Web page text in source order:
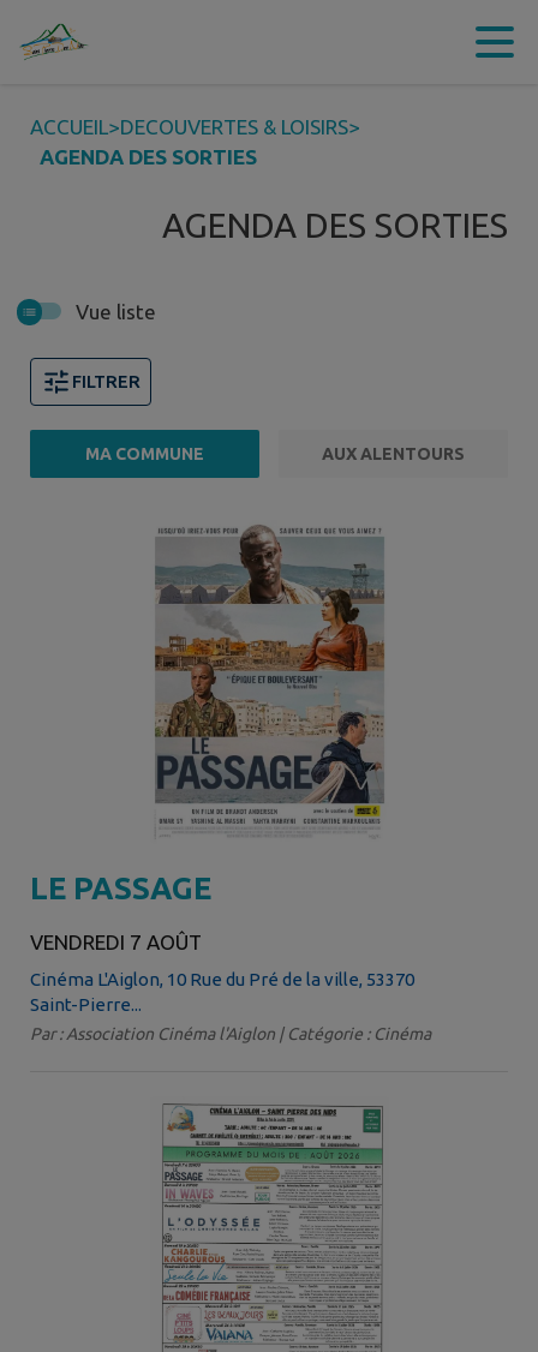
Contenu
ACCUEIL>DECOUVERTES & LOISIRS>
AGENDA DES SORTIES
AGENDA DES SORTIES
Vue liste
FILTRER
MA COMMUNE AUX ALENTOURS
LE PASSAGE
VENDREDI 7 AOÛT
Cinéma L'Aiglon, 10 Rue du Pré de la ville, 53370
Saint-Pierre...
Par : Association Cinéma l'Aiglon | Catégorie : Cinéma